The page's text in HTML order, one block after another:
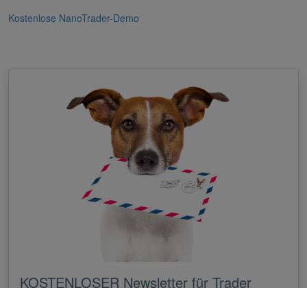
Kostenlose NanoTrader-Demo
KOSTENLOSER Newsletter für Trader